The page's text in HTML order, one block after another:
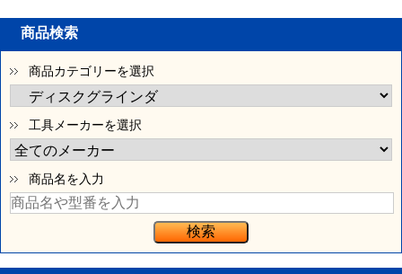
商品検索
商品カテゴリーを選択
工具メーカーを選択
商品名を入力